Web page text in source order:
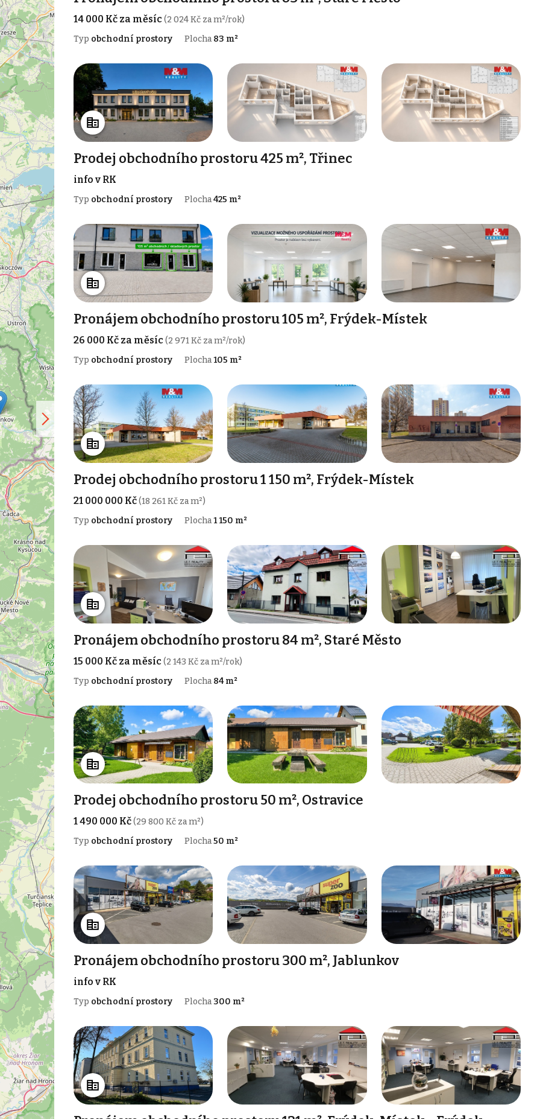
14 000 Kč za měsíc(2 024 Kč za m²/rok)
Typ obchodní prostory Plocha 83 m²
Prodej obchodního prostoru 425 m², Třinec
info v RK
Typ obchodní prostory Plocha425 m²
Pronájem obchodního prostoru 105 m², Frýdek-Místek
26 000 Kč za měsíc(2 971 Kč za m²/rok)
Typ obchodní prostory Plocha105 m²
Prodej obchodního prostoru 1 150 m², Frýdek-Místek
21 000 000 Kč(18 261 Kč za m²)
Typ obchodní prostory Plocha1 150 m²
Pronájem obchodního prostoru 84 m², Staré Město
15 000 Kč za měsíc(2 143 Kč za m²/rok)
Typ obchodní prostory Plocha 84 m²
Prodej obchodního prostoru 50 m², Ostravice
1 490 000 Kč(29 800 Kč za m²)
Typ obchodní prostory Plocha50 m²
Pronájem obchodního prostoru 300 m², Jablunkov
info v RK
Typ obchodní prostory Plocha 300 m²